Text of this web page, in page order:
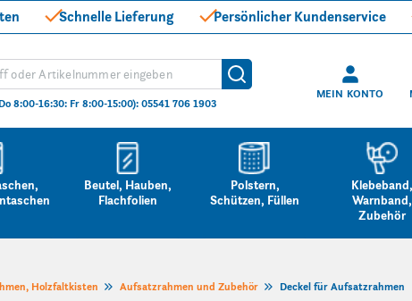
Schnelle Lieferung Persönlicher Kundenservice
Suche
8:00-16:30: Fr 8:00-15:00): 05541 706 1903
MEIN KONTO
Beutel, Hauben,
Flachfolien
Polstern,
Schützen, Füllen
Klebeband,
Warnband,
Zubehör
Holzfaltkisten Aufsatzrahmen und Zubehör Deckel für Aufsatzrahmen